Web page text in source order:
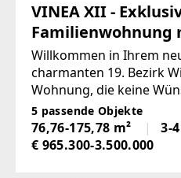
VINEA XII -
Familienwohnung
und 2 Bädern!
Willkommen in Ihrem
charmanten 19. Bezirk
Wohnung, die keine
einzigartige Immobilie
eines modernen und
bietet auf großzügigen
5 passende Objekte
76,76-175,78 m²
3-
€ 965.300-3.500.000